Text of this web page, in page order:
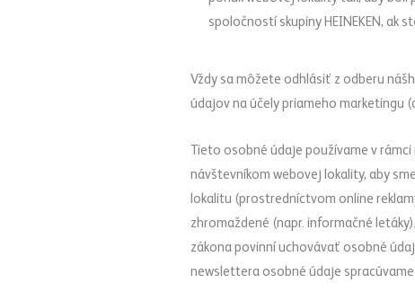
spoločností skupiny HEINEKEN, ak
Vždy sa môžete odhlásiť z odberu
údajov na účely priameho marketingu
Tieto osobné údaje používame v
návštevníkom webovej lokality, aby
lokalitu (prostredníctvom online
zhromaždené (napr. informačné
zákona povinní uchovávať osobné
newslettera osobné údaje